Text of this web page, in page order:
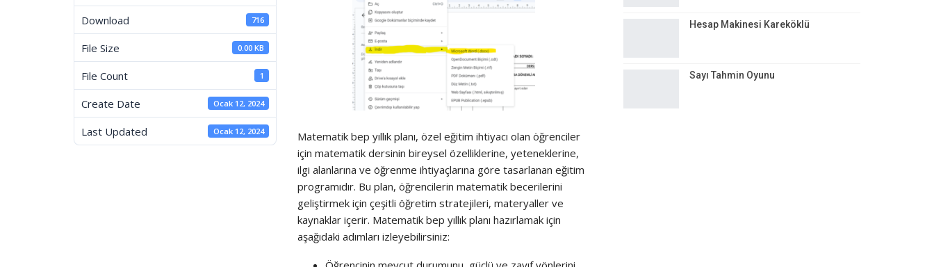
Download
716
File Size 0.00 KB
File Count 1
Create Date Ocak 12, 2024
Last Updated Ocak 12, 2024
Matematik bep yıllık planı, özel eğitim ihtiyacı olan öğrenciler
için matematik dersinin bireysel özelliklerine, yeteneklerine,
ilgi alanlarına ve öğrenme ihtiyaçlarına göre tasarlanan eğitim
programıdır. Bu plan, öğrencilerin matematik becerilerini
geliştirmek için çeşitli öğretim stratejileri, materyaller ve
kaynaklar içerir. Matematik bep yıllık planı hazırlamak için
aşağıdaki adımları izleyebilirsiniz:
Hesap Makinesi Kareköklü
Sayı Tahmin Oyunu